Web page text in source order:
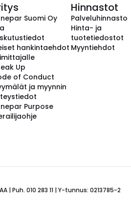
Suomi Oy
hankintaehdot
Up
of Conduct
ja myynnin
Purpose
Hinnastot
Palveluhinnasto
Hinta- ja
tuotetiedostot
Myyntiehdot
| Puh. 010 283 11 | Y-tunnus: 0213785-2